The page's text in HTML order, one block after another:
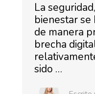
La
bienestar se
de manera
brecha
sido …